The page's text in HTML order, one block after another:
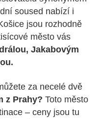
soused nabízí i
jsou rozhodně
město vás
Jakabovým
za necelé dvě
z Prahy? Toto město
– ceny jsou tu